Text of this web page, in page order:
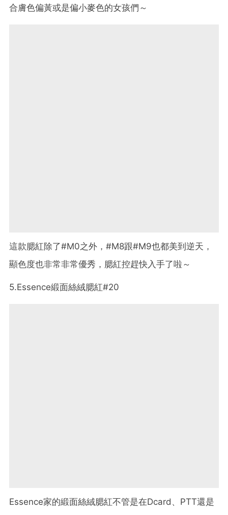
合膚色偏黃或是偏小麥色的女孩們～
這款腮紅除了#M0之外，#M8跟#M9也都美到逆天，
顯色度也非常非常優秀，腮紅控趕快入手了啦～
5.Essence緞面絲絨腮紅#20
Essence家的緞面絲絨腮紅不管是在Dcard、PTT還是